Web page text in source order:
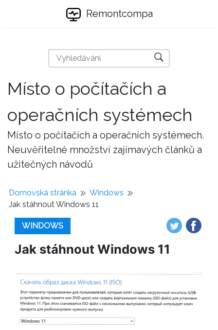
Remontcompa
Místo o počítačích a
operačních systémech
Místo o počítačích a operačních systémech.
Neuvěřitelné množství zajímavých článků a
užitečných návodů
Domovská stránka
Windows
Jak stáhnout Windows 11
WINDOWS
Jak stáhnout Windows 11